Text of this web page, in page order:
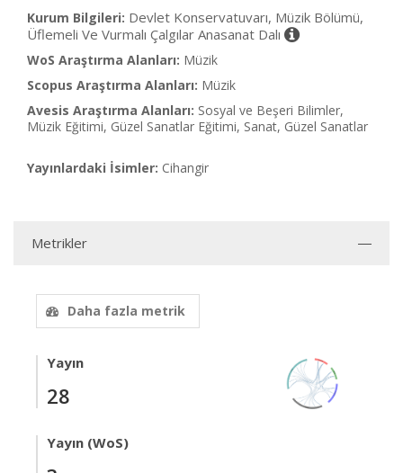
Kurum Bilgileri: Devlet Konservatuvarı, Müzik Bölümü,
Üflemeli Ve Vurmalı Çalgılar Anasanat Dalı
WoS Araştırma Alanları: Müzik
Scopus Araştırma Alanları: Müzik
Avesis Araştırma Alanları: Sosyal ve Beşeri Bilimler,
Müzik Eğitimi, Güzel Sanatlar Eğitimi, Sanat, Güzel Sanatlar
Yayınlardaki İsimler: Cihangir
Metrikler
Daha fazla metrik
Yayın
28
Yayın (WoS)